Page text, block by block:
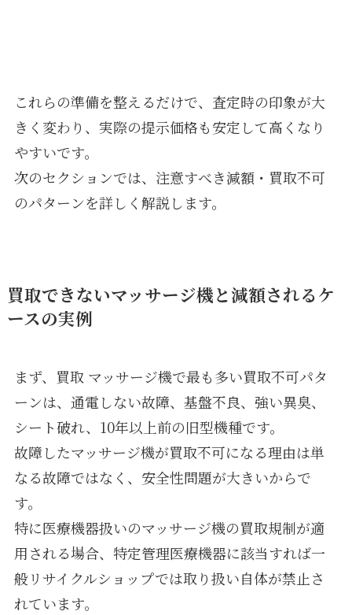
これらの準備を整えるだけで、査定時の印象が大
きく変わり、実際の提示価格も安定して高くなり
やすいです。
次のセクションでは、注意すべき減額・買取不可
のパターンを詳しく解説します。
買取できないマッサージ機と減額されるケ
ースの実例
まず、買取 マッサージ機で最も多い買取不可パタ
ーンは、通電しない故障、基盤不良、強い異臭、
シート破れ、10年以上前の旧型機種です。
故障したマッサージ機が買取不可になる理由は単
なる故障ではなく、安全性問題が大きいからで
す。
特に医療機器扱いのマッサージ機の買取規制が適
用される場合、特定管理医療機器に該当すれば一
般リサイクルショップでは取り扱い自体が禁止さ
れています。